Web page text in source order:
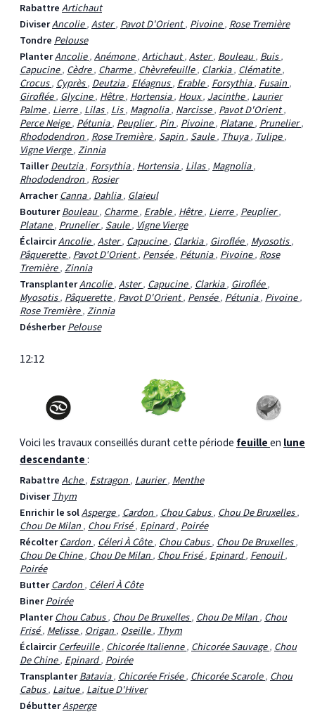
RabattreArtichaut
DiviserAncolie,Aster,Pavot D'Orient,Pivoine,Rose Tremière
TondrePelouse
PlanterAncolie,Anémone,Artichaut,Aster,Bouleau,Buis,
Capucine,Cèdre,Charme,Chèvrefeuille,Clarkia,Clématite,
Crocus,Cyprès,Deutzia,Eléagnus,Erable,Forsythia,Fusain,
Giroflée,Glycine,Hêtre,Hortensia,Houx,Jacinthe,Laurier
Palme,Lierre,Lilas,Lis,Magnolia,Narcisse,Pavot D'Orient,
Perce Neige,Pétunia,Peuplier,Pin,Pivoine,Platane,Prunelier,
Rhododendron,Rose Tremière,Sapin,Saule,Thuya,Tulipe,
Vigne Vierge,Zinnia
TaillerDeutzia,Forsythia,Hortensia,Lilas,Magnolia,
Rhododendron,Rosier
ArracherCanna,Dahlia,Glaieul
BouturerBouleau,Charme,Erable,Hêtre,Lierre,Peuplier,
Platane,Prunelier,Saule,Vigne Vierge
ÉclaircirAncolie,Aster,Capucine,Clarkia,Giroflée,Myosotis,
Pâquerette,Pavot D'Orient,Pensée,Pétunia,Pivoine,Rose
Tremière,Zinnia
TransplanterAncolie,Aster,Capucine,Clarkia,Giroflée,
Myosotis,Pâquerette,Pavot D'Orient,Pensée,Pétunia,Pivoine,
Rose Tremière,Zinnia
DésherberPelouse
12:12
Voici les travaux conseillés durant cette période feuilleen lune
descendante:
RabattreAche, Estragon, Laurier, Menthe
Diviser Thym
Enrichir le solAsperge, Cardon, Chou Cabus, Chou De Bruxelles,
Chou De Milan, Chou Frisé, Epinard, Poirée
RécolterCardon, Céleri À Côte, Chou Cabus, Chou De Bruxelles,
Chou De Chine, Chou De Milan, Chou Frisé, Epinard, Fenouil,
Poirée
ButterCardon, Céleri À Côte
BinerPoirée
PlanterChou Cabus, Chou De Bruxelles, Chou De Milan, Chou
Frisé, Melisse, Origan, Oseille, Thym
ÉclaircirCerfeuille, Chicorée Italienne, Chicorée Sauvage, Chou
De Chine, Epinard, Poirée
TransplanterBatavia, Chicorée Frisée, Chicorée Scarole, Chou
Cabus, Laitue, Laitue D'Hiver
DébutterAsperge